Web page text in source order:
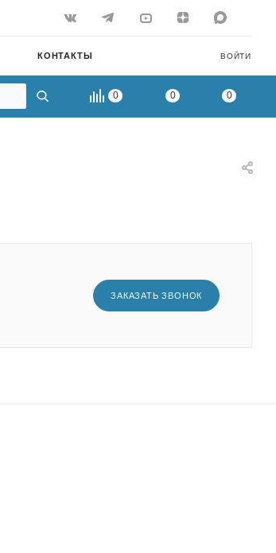
ВОЙТИ
КОНТАКТЫ
0 0 0
ЗАКАЗАТЬ ЗВОНОК